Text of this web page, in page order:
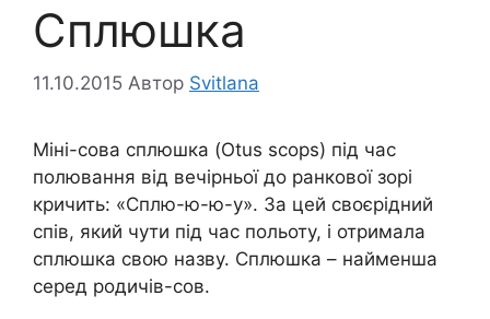
Сплюшка
11.10.2015 Автор Svitlana
Міні-сова сплюшка (Otus scops) під час
полювання від вечірньої до ранкової зорі
кричить: «Сплю-ю-ю-у». За цей своєрідний
спів, який чути під час польоту, і отримала
сплюшка свою назву. Сплюшка – найменша
серед родичів-сов.